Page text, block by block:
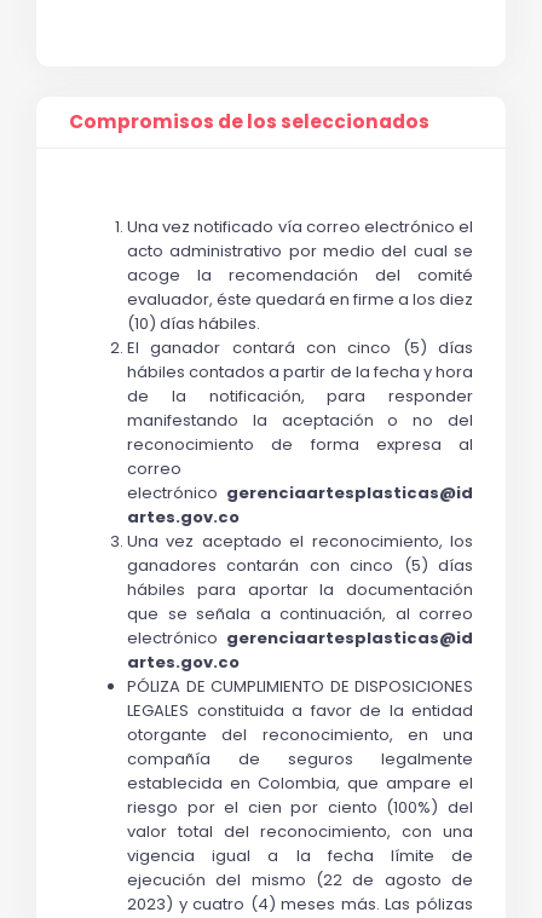
Compromisos de los seleccionados
Una vez notificado vía correo electrónico el
acto administrativo por medio del cual se
acoge la recomendación del comité
evaluador, éste quedará en firme a los diez
(10) días hábiles.
El ganador contará con cinco (5) días
hábiles contados a partir de la fecha y hora
de la notificación, para responder
manifestando la aceptación o no del
reconocimiento de forma expresa al
correo
electrónico gerenciaartesplasticas@id
artes.gov.co
Una vez aceptado el reconocimiento, los
ganadores contarán con cinco (5) días
hábiles para aportar la documentación
que se señala a continuación, al correo
electrónico gerenciaartesplasticas@id
artes.gov.co
PÓLIZA DE CUMPLIMIENTO DE DISPOSICIONES
LEGALES constituida a favor de la entidad
otorgante del reconocimiento, en una
compañía de seguros legalmente
establecida en Colombia, que ampare el
riesgo por el cien por ciento (100%) del
valor total del reconocimiento, con una
vigencia igual a la fecha límite de
ejecución del mismo (22 de agosto de
2023) y cuatro (4) meses más. Las pólizas